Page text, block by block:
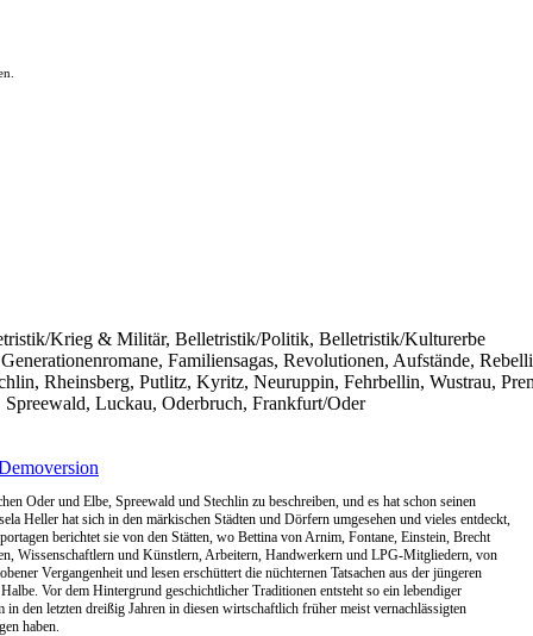
Krieg & Militär, Belletristik/Politik, Belletristik/Kulturerbe
Familiensagas, Revolutionen, Aufstände,
Rheinsberg, Putlitz, Kyritz, Neuruppin, Fehrbellin, Wustrau,
Luckau, Oderbruch, Frankfurt/Oder
Oder und Elbe, Spreewald und Stechlin zu beschreiben, und es hat schon seinen
Heller hat sich in den märkischen Städten und Dörfern umgesehen und vieles entdeckt,
berichtet sie von den Stätten, wo Bettina von Arnim, Fontane, Einstein, Brecht
Wissenschaftlern und Künstlern, Arbeitern, Handwerkern und LPG-Mitgliedern, von
Vergangenheit und lesen erschüttert die nüchternen Tatsachen aus der jüngeren
Vor dem Hintergrund geschichtlicher Traditionen entsteht so ein lebendiger
den letzten dreißig Jahren in diesen wirtschaftlich früher meist vernachlässigten
haben.